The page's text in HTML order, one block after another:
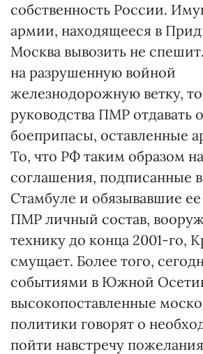
собст­венность России.
армии, находящееся в
Москва вывозить не
на разрушенную войной
железнодорожную ветку,
руководства ПМР отдавать
боеприпасы, оставленные
То, что РФ таким образом
соглашения, подписанные в
Стамбуле и обязывавшие
ПМР личный состав,
технику до конца 2001-го,
смущает. Более того,
событиями в Южной
высокопоставленные
политики говорят о
пойти навстречу